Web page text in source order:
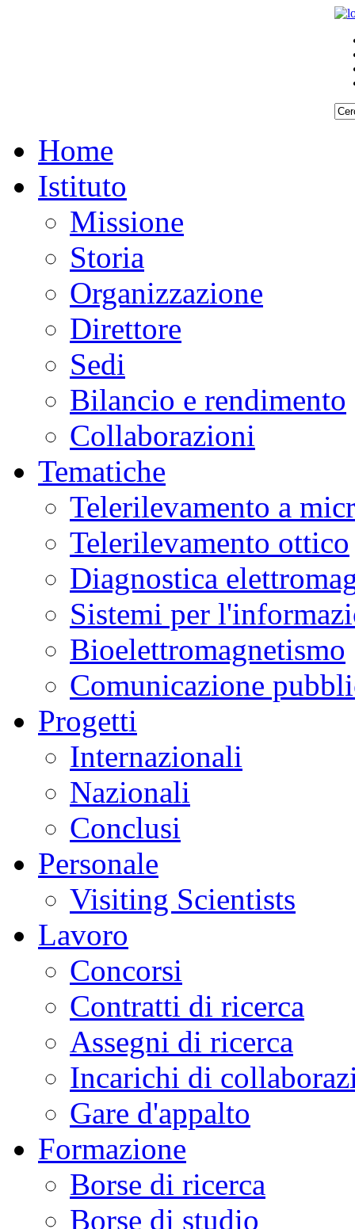
Home
Istituto
Missione
Storia
Organizzazione
Direttore
Sedi
Bilancio e rendimento
Collaborazioni
Tematiche
Telerilevamento a
Telerilevamento ottico
Diagnostica
Sistemi per
Bioelettromagnetismo
Comunicazione
Progetti
Internazionali
Nazionali
Conclusi
Personale
Visiting Scientists
Lavoro
Concorsi
Contratti di ricerca
Assegni di ricerca
Incarichi di
Gare d'appalto
Formazione
Borse di ricerca
Borse di studio